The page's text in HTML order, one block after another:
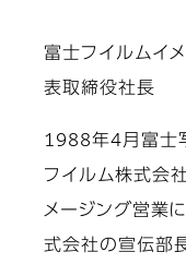
富士フイルムイ
表取締役社長
1988年4月富士
フイルム株式会社
メージング営業
式会社の宣伝部